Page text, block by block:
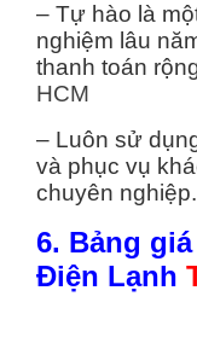
– Tự hào là
nghiệm lâu
thanh toán
HCM
– Luôn sử
và phục vụ
chuyên nghiệp.
6. Bảng
Điện Lạnh